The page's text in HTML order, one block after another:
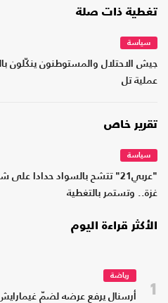
تغطية ذات صلة
سياسة
جيش الاحتلال والمستوطنون ينكّلون
عملية تل
تقرير خاص
سياسة
"عربي21" تتشح بالسواد حدادا
غزة.. وتستمر بالتغطية
الأكثر قراءة اليوم
1
رياضة
أرسنال يرفع عرضه لضمّ